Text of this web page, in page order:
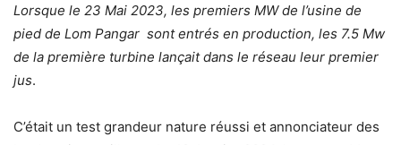
Lorsque le 23 Mai 2023, les premiers MW de l’usine de
pied de Lom Pangar sont entrés en production, les 7.5 Mw
de la première turbine lançait dans le réseau leur premier
jus.
C’était un test grandeur nature réussi et annonciateur des